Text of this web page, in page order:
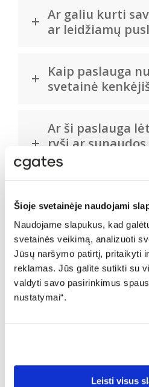
Šioje svetainėje naudojami
Naudojame slapukus, kad
svetainės veikimą, analizuoti
Jūsų naršymo patirtį, pritaikyti
reklamas. Jūs galite sutikti su
valdyti savo pasirinkimus
nustatymai“.
Leisti visus
Ar galiu kurti
ar leidžiamų
Kaip paslauga
svetainė
Ar ši paslauga
ryšį ar
duomenų?
Ar Interneto
apsaugo įrenginį?
Kaip užsisakyti
apsaugos